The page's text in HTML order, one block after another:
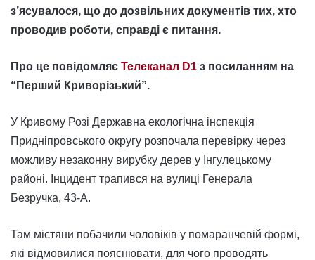
з’ясувалося, що до дозвільних документів тих, хто
проводив роботи, справді є питання.
Про це повідомляє Телеканал D1 з посиланням на
“Перший Криворізький”.
У Кривому Розі Державна екологічна інспекція
Придніпровського округу розпочала перевірку через
можливу незаконну вирубку дерев у Інгулецькому
районі. Інцидент трапився на вулиці Генерала
Безручка, 43-А.
Там містяни побачили чоловіків у помаранчевій формі,
які відмовилися пояснювати, для чого проводять